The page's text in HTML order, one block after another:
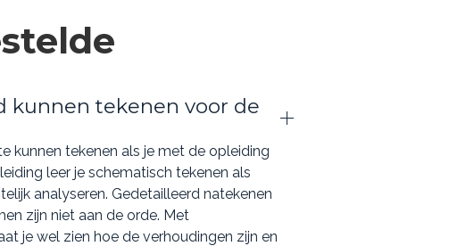
in Houten gaat door bij
is nog mogelijk als
de opleiding, maar extra
mail naar
contact, dan kunt u de
085 - 06 05 377.
kunnen tekenen voor de
kunnen tekenen als je met de opleiding
leer je schematisch tekenen als
analyseren. Gedetailleerd natekenen
zijn niet aan de orde. Met
je wel zien hoe de verhoudingen zijn en